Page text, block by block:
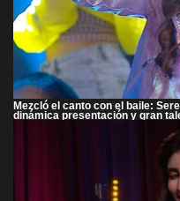
Mezcló el canto con el baile:
dinámica presentación y gran